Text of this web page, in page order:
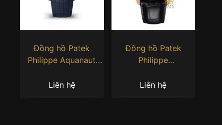
Đồng hồ Patek
Philippe Aquanaut
Liên hệ
Đồng hồ Patek
Philippe
010
Liên hệ